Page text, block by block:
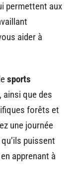
permettent aux
aider à
sports
ainsi que des
forêts et
une journée
puissent
apprenant à